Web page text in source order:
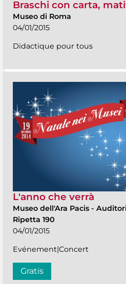
Braschi con carta,
Museo di Roma
04/01/2015
Didactique pour tous
L'anno che verrà
Museo dell'Ara Pacis -
Ripetta 190
04/01/2015
Evénement|Concert
Gratis